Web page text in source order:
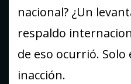
nacional? ¿Un
respaldo
de eso ocurrió. Solo
inacción.